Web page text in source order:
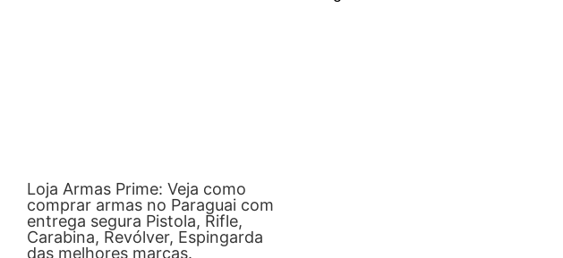
Loja Armas Prime: Veja como
comprar armas no Paraguai com
entrega segura Pistola, Rifle,
Carabina, Revólver, Espingarda
das melhores marcas.